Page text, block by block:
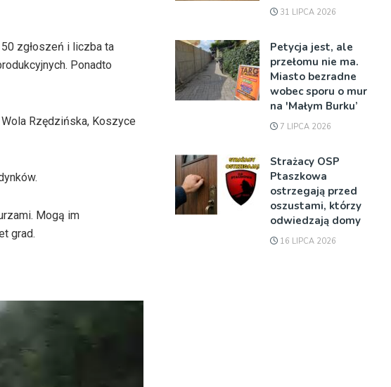
zgłoszeń i liczba ta
Ponadto
Rzędzińska, Koszyce
Mogą im
grad.
31 LIPCA 2026
Petycja jest, ale
przełomu nie ma.
Miasto bezradne
wobec sporu o mur
na 'Małym Burku’
7 LIPCA 2026
Strażacy OSP
Ptaszkowa
ostrzegają przed
oszustami, którzy
odwiedzają domy
16 LIPCA 2026